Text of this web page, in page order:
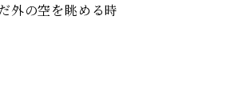
外の空を眺める時